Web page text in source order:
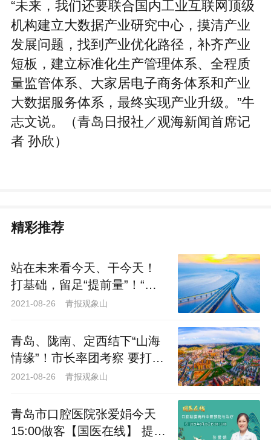
“未来，我们还要联合国内工业互联网顶级
机构建立大数据产业研究中心，摸清产业
发展问题，找到产业优化路径，补齐产业
短板，建立标准化生产管理体系、全程质
量监管体系、大家居电子商务体系和产业
大数据服务体系，最终实现产业升级。”牛
志文说。（青岛日报社／观海新闻首席记
者 孙欣）
精彩推荐
站在未来看今天、干今天！
打基础，留足“提前量”！“强
筋健骨”的青岛越来越有范！
2021-08-26 青报观象山
青岛、陇南、定西结下“山海
情缘”！市长率团考察 要打造
东西部协作样板！
2021-08-26 青报观象山
青岛市口腔医院张爱娟今天
15:00做客【国医在线】 提问